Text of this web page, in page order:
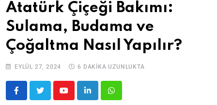
Atatürk Çiçeği Bakımı:
Sulama, Budama ve
Çoğaltma Nasıl Yapılır?
EYLÜL 27, 2024 6 DAKIKA UZUNLUKTA